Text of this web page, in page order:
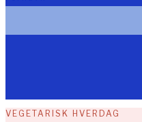
VEGETARISK HVERDAG